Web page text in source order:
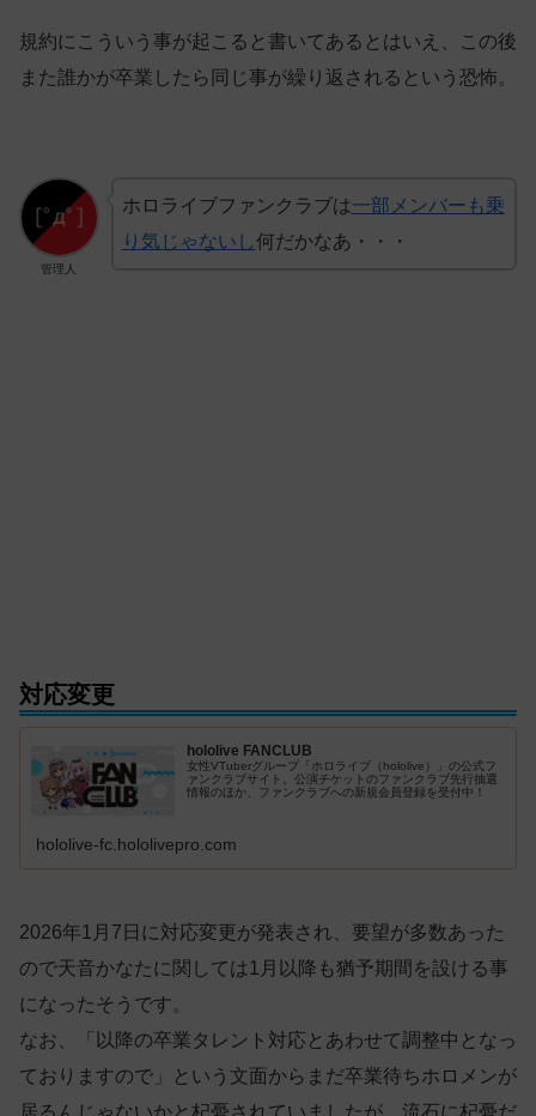
規約にこういう事が起こると書いてあるとはいえ、この後
また誰かが卒業したら同じ事が繰り返されるという恐怖。
管理人
ホロライブファンクラブは一部メンバーも乗
り気じゃないし何だかなあ・・・
対応変更
hololive FANCLUB
女性VTuberグループ「ホロライブ（hololive）」の公式フ
ァンクラブサイト。公演チケットのファンクラブ先行抽選
情報のほか、ファンクラブへの新規会員登録を受付中！
hololive-fc.hololivepro.com
2026年1月7日に対応変更が発表され、要望が多数あった
ので天音かなたに関しては1月以降も猶予期間を設ける事
になったそうです。
なお、「以降の卒業タレント対応とあわせて調整中となっ
ておりますので」という文面からまだ卒業待ちホロメンが
居るんじゃないかと杞憂されていましたが、流石に杞憂だ